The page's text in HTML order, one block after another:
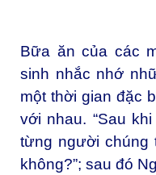
Bữa ăn của các
sinh nhắc nhớ
một thời gian đặc
với nhau. “Sau
từng người chúng
không?”; sau đó